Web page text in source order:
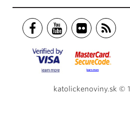
katolickenoviny.sk ©